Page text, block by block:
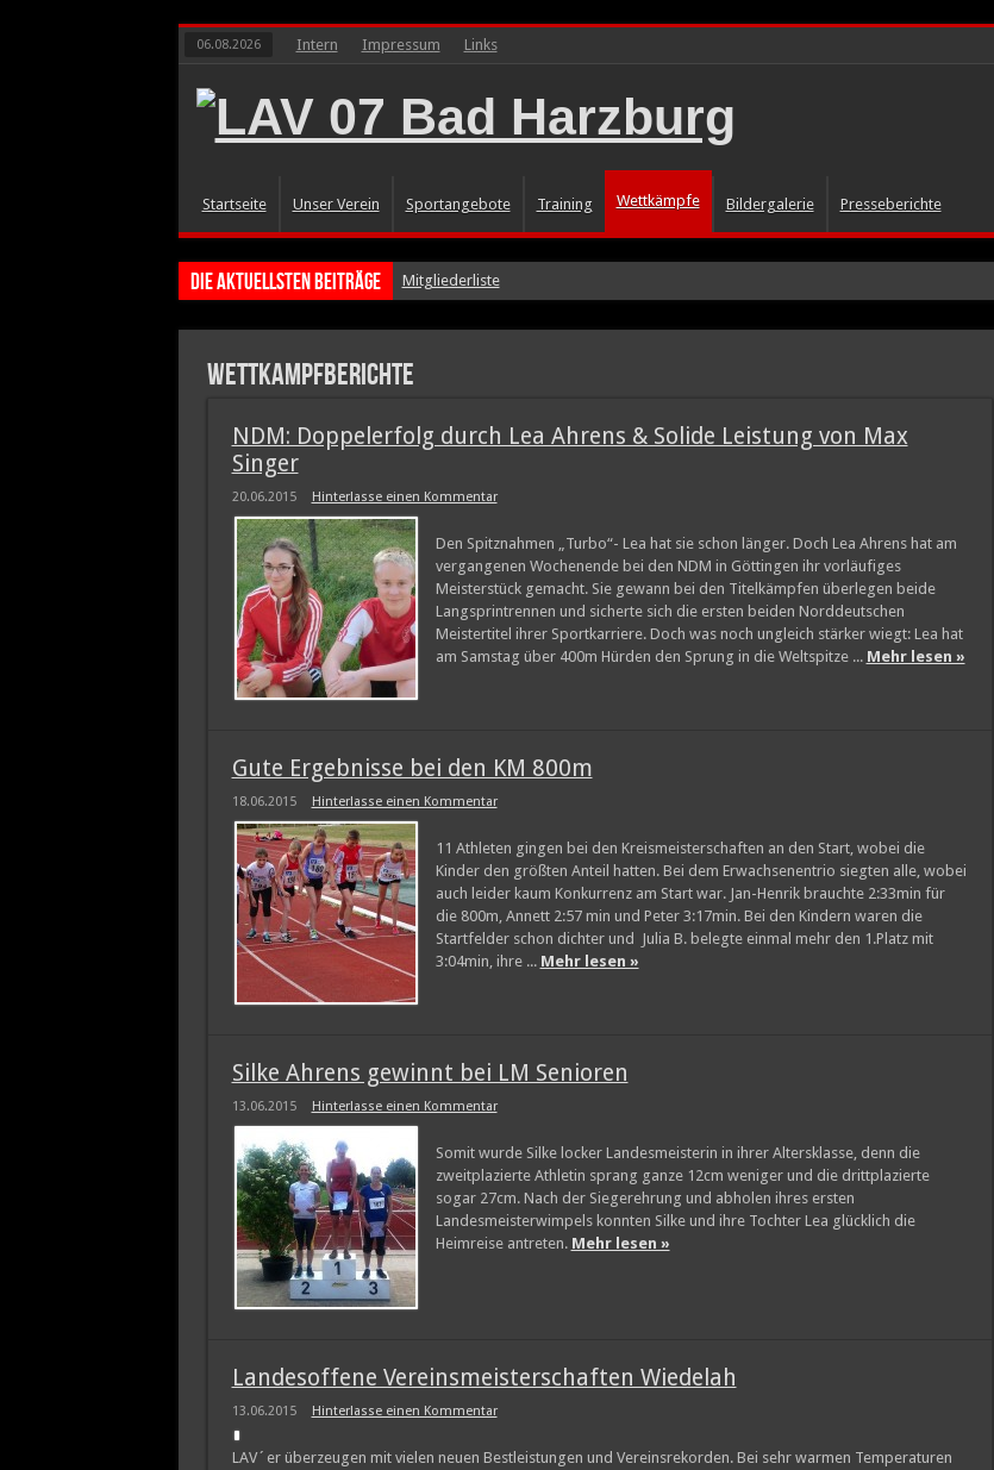
06.08.2026 Intern Impressum Links
Startseite Unser Verein Sportangebote Training Wettkämpfe Bildergalerie Presseberichte
Die aktuellsten Beiträge Mitgliederliste
GZ vom 26.3.26: BM Wurf
Wettkampfberichte
NDM: Doppelerfolg durch Lea Ahrens & Solide Leistung von Max
Singer
20.06.2015 Hinterlasse einen Kommentar
Den Spitznahmen „Turbo“- Lea hat sie schon länger. Doch Lea Ahrens hat am
vergangenen Wochenende bei den NDM in Göttingen ihr vorläufiges
Meisterstück gemacht. Sie gewann bei den Titelkämpfen überlegen beide
Langsprintrennen und sicherte sich die ersten beiden Norddeutschen
Meistertitel ihrer Sportkarriere. Doch was noch ungleich stärker wiegt: Lea hat
am Samstag über 400m Hürden den Sprung in die Weltspitze ... Mehr lesen »
Gute Ergebnisse bei den KM 800m
18.06.2015 Hinterlasse einen Kommentar
11 Athleten gingen bei den Kreismeisterschaften an den Start, wobei die
Kinder den größten Anteil hatten. Bei dem Erwachsenentrio siegten alle, wobei
auch leider kaum Konkurrenz am Start war. Jan-Henrik brauchte 2:33min für
die 800m, Annett 2:57 min und Peter 3:17min. Bei den Kindern waren die
Startfelder schon dichter und Julia B. belegte einmal mehr den 1.Platz mit
3:04min, ihre ... Mehr lesen »
Silke Ahrens gewinnt bei LM Senioren
13.06.2015 Hinterlasse einen Kommentar
Somit wurde Silke locker Landesmeisterin in ihrer Altersklasse, denn die
zweitplazierte Athletin sprang ganze 12cm weniger und die drittplazierte
sogar 27cm. Nach der Siegerehrung und abholen ihres ersten
Landesmeisterwimpels konnten Silke und ihre Tochter Lea glücklich die
Heimreise antreten. Mehr lesen »
Landesoffene Vereinsmeisterschaften Wiedelah
13.06.2015 Hinterlasse einen Kommentar
LAV´er überzeugen mit vielen neuen Bestleistungen und Vereinsrekorden. Bei sehr warmen Temperaturen